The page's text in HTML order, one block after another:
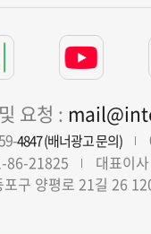
요청 :
4847 (배너광고 문의)
86-21825
대표이
포구 양평로 21길 26